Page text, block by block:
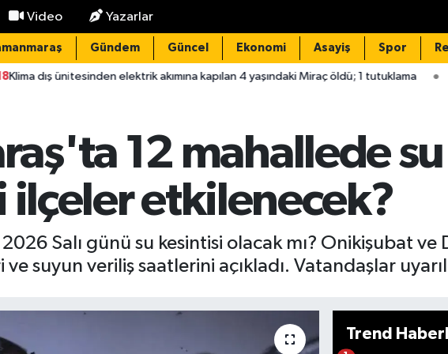
Video Yazarlar
Gündem Güncel Ekonomi Asayiş Spor
elektrik akımına kapılan 4 yaşındaki Miraç öldü; 1 tutuklama 22:23Sahte
12 mahallede
ilçeler etkilenecek?
Salı günü su kesintisi olacak mı? Onikişubat
suyun veriliş saatlerini açıkladı. Vatandaşlar
Trend